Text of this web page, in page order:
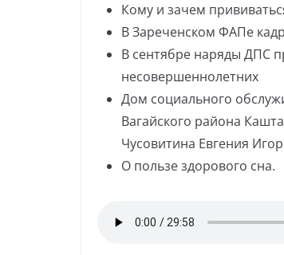
Кому и зачем
В Зареченском ФАПе
В сентябре наряды ДПС
несовершеннолетних
Дом социального
Вагайского района
Чусовитина Евгения
О пользе здорового сна.